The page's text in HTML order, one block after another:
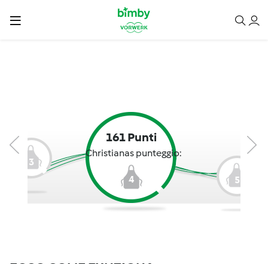
3
161 Punti
Christianas punteggio:
4 5